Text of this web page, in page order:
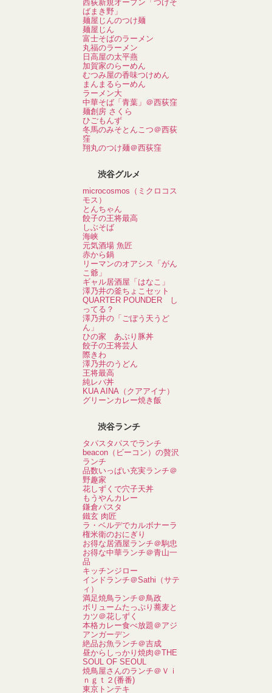
西荻新規オープン「つけそ
ばまき野」
麺屋じんのつけ麺
麺屋じん
富士そばのラーメン
丸福のラーメン
日高屋の太平燕
加賀家のらーめん
むつみ屋の香味つけめん
まんまるらーめん
ラーメン大
中華そば「青葉」＠西荻窪
麺創房 さくら
ひごもんず
冬馬のみそとんこつ＠西荻
窪
翔丸のつけ麺＠西荻窪
渋谷グルメ
microcosmos（ミクロコス
モス）
とんちゃん
餃子の王将最高
しぶそば
海峡
元気酒場 魚匠
赤から鍋
リーマンのオアシス「がん
こ爺」
ギャル居酒屋「はなこ」
澤乃井の釜ちょこセット
QUARTER POUNDER し
ってる？
澤乃井の「ごぼう天うど
ん」
ひの家 あぶり豚丼
餃子の王将芸人
際きわ
澤乃井のうどん
王将最高
純レバ丼
KUA AINA（クアアイナ）
グリーンカレー焼き飯
渋谷ランチ
タパスタパスでランチ
beacon（ビーコン）の贅沢
ランチ
品数いっぱい充実ランチ＠
野趣家
花しずくで穴子天丼
もうやんカレー
鎌倉パスタ
鐵玄 肉匠
ラ・ベルデでカルボナーラ
権米衛のおにぎり
お得な居酒屋ランチ＠駒忠
お得な中華ランチ＠青山一
品
キッチンジロー
インドランチ＠Sathi（サテ
ィ）
満足焼鳥ランチ＠鳥政
ボリュームたっぷり蕎麦と
カツ＠花しずく
本格カレー食べ放題＠アジ
アンガーデン
絶品お魚ランチ＠吉成
昼からしっかり焼肉＠THE
SOUL OF SEOUL
焼鳥屋さんのランチ＠Ｖｉ
ｎｇｔ２(番番)
東京トンテキ